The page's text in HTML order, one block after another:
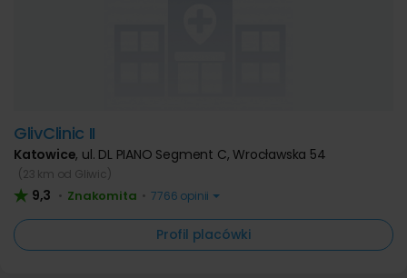
GlivClinic II
Katowice, ul. DL PIANO Segment C, Wrocławska 54
(23 km od Gliwic)
9,3 • Znakomita • 7766 opinii
Profil placówki